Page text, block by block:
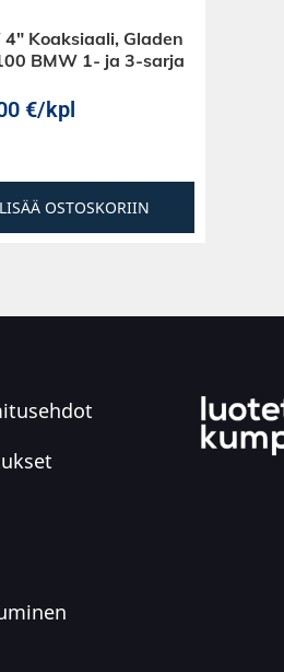
4″ Koaksiaali, Gladen
BMW 1- ja 3-sarja
€/kpl
LISÄÄ OSTOSKORIIN